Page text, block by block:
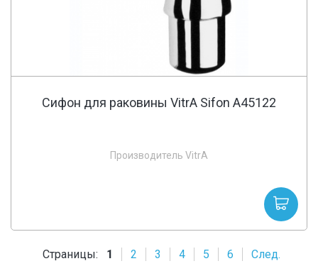
Сифон для раковины VitrA Sifon A45122
Производитель VitrA
Страницы: 1 2 3 4 5 6 След.